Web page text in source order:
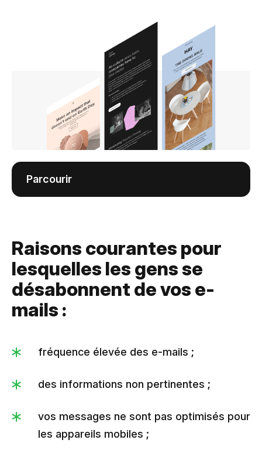
Parcourir
Raisons courantes pour
lesquelles les gens se
désabonnent de vos e-
mails :
fréquence élevée des e-mails ;
des informations non pertinentes ;
vos messages ne sont pas optimisés pour
les appareils mobiles ;